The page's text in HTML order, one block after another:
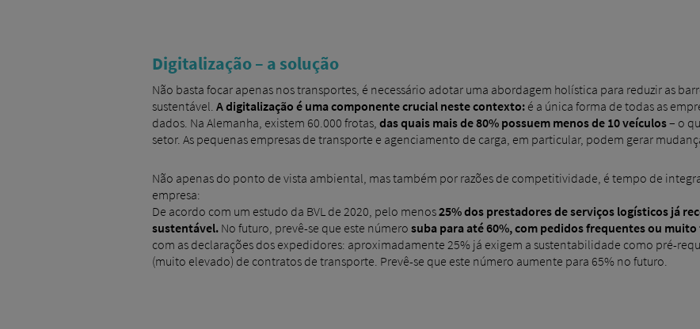
Digitalização – a solução
Não basta focar apenas nos transportes, é necessário adotar uma abordagem holística para reduzir as
sustentável. A digitalização é uma componente crucial neste contexto: é a única forma de todas as
dados. Na Alemanha, existem 60.000 frotas, das quais mais de 80% possuem menos de 10 veículos– o
setor. As pequenas empresas de transporte e agenciamento de carga, em particular, podem gerar
Não apenas do ponto de vista ambiental, mas também por razões de competitividade, é tempo de
empresa:
De acordo com um estudo da BVL de 2020, pelo menos25% dos prestadores de serviços logísticos já
sustentável. No futuro, prevê-se que este número suba para até 60%, com pedidos frequentes ou
com as declarações dos expedidores: aproximadamente 25% já exigem a sustentabilidade como pré-
(muito elevado) de contratos de transporte. Prevê-se que este número aumente para 65% no futuro.